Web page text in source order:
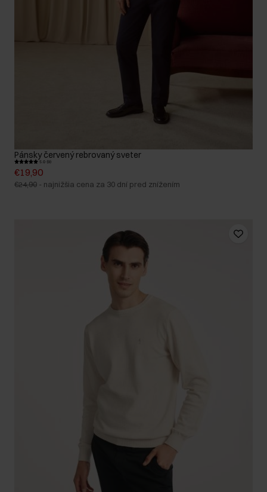
Pánsky červený rebrovaný sveter
5.0 (9)
€19,90
€24,90 - najnižšia cena za 30 dní pred znížením